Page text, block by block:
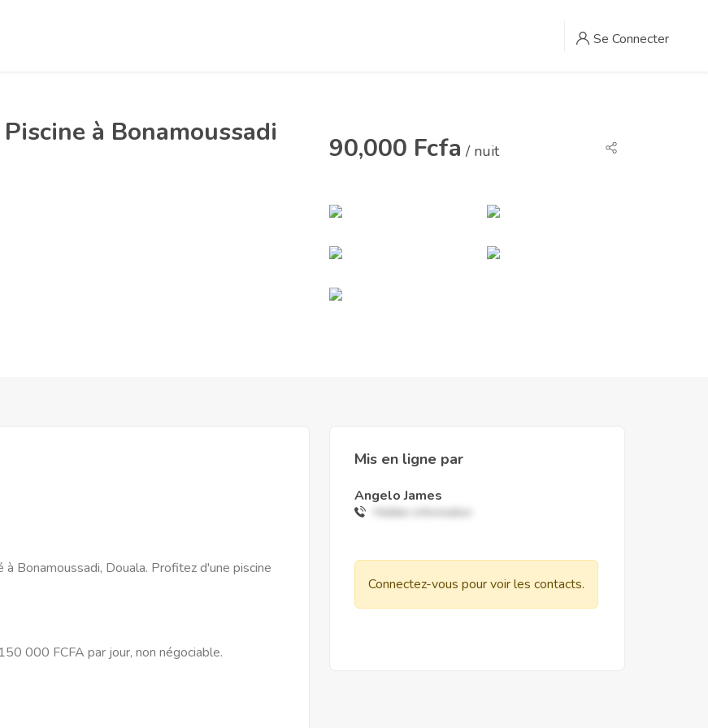
Se Connecter
à Bonamoussadi 90,000 Fcfa / nuit
Bonamoussadi, Douala. Profitez d'une piscine
000 FCFA par jour, non négociable.
Mis en ligne par
Angelo James
Connectez-vous pour voir les contacts.